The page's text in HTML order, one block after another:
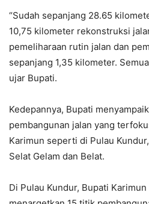
“Sudah sepanjang 28.65
10,75 kilometer rekonstruksi
pemeliharaan rutin jalan dan
sepanjang 1,35 kilometer.
ujar Bupati.
Kedepannya, Bupati
pembangunan jalan yang
Karimun seperti di Pulau
Selat Gelam dan Belat.
Di Pulau Kundur, Bupati